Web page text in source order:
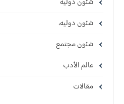
شئون دوليه،
شئون مجتمع
عالم الأدب
مقالات